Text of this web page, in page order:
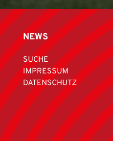
NEWS
SUCHE
IMPRESSUM
DATENSCHUTZ